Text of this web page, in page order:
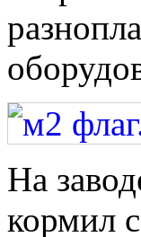
На
кормил